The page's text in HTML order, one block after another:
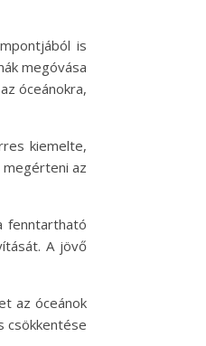
is
megóvása
óceánokra,
kiemelte,
az
fenntartható
A jövő
az óceánok
csökkentése